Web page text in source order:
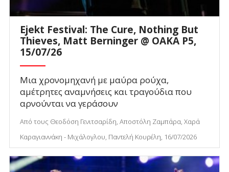
Ejekt Festival: The Cure, Nothing But
Thieves, Matt Berninger @ ΟΑΚΑ P5,
15/07/26
Μια χρονομηχανή με μαύρα ρούχα,
αμέτρητες αναμνήσεις και τραγούδια που
αρνούνται να γεράσουν
Από τους Θεοδόση Γενιτσαρίδη, Αποστόλη Ζαμπάρα, Χαρά
Καραγιαννάκη - Μιχάλογλου, Παντελή Κουρέλη, 16/07/2026